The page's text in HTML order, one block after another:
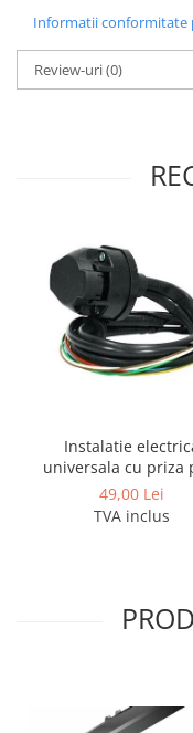
Informatii conformitate
Review-uri(0)
Instalatie
universala cu priza
pini
49,00 Lei
TVA inclus